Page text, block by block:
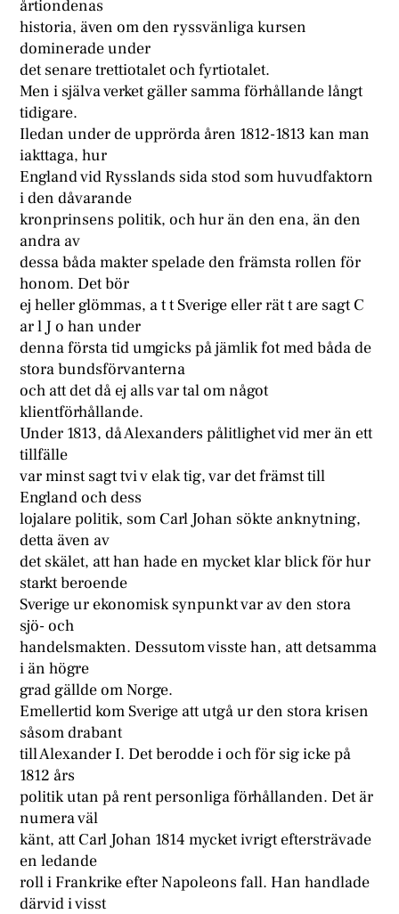
årtiondenas
historia, även om den ryssvänliga kursen
dominerade under
det senare trettiotalet och fyrtiotalet.
Men i själva verket gäller samma förhållande långt
tidigare.
Iledan under de upprörda åren 1812-1813 kan man
iakttaga, hur
England vid Rysslands sida stod som huvudfaktorn
i den dåvarande
kronprinsens politik, och hur än den ena, än den
andra av
dessa båda makter spelade den främsta rollen för
honom. Det bör
ej heller glömmas, a t t Sverige eller rät t are sagt C
ar l J o han under
denna första tid umgicks på jämlik fot med båda de
stora bundsförvanterna
och att det då ej alls var tal om något
klientförhållande.
Under 1813, då Alexanders pålitlighet vid mer än ett
tillfälle
var minst sagt tvi v elak tig, var det främst till
England och dess
lojalare politik, som Carl Johan sökte anknytning,
detta även av
det skälet, att han hade en mycket klar blick för hur
starkt beroende
Sverige ur ekonomisk synpunkt var av den stora
sjö- och
handelsmakten. Dessutom visste han, att detsamma
i än högre
grad gällde om Norge.
Emellertid kom Sverige att utgå ur den stora krisen
såsom drabant
till Alexander I. Det berodde i och för sig icke på
1812 års
politik utan på rent personliga förhållanden. Det är
numera väl
känt, att Carl Johan 1814 mycket ivrigt eftersträvade
en ledande
roll i Frankrike efter Napoleons fall. Han handlade
därvid i visst